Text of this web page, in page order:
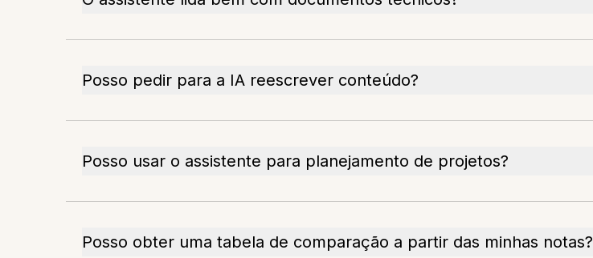
Posso pedir para a IA reescrever conteúdo?
Posso usar o assistente para planejamento de projetos?
Posso obter uma tabela de comparação a partir das minhas notas?